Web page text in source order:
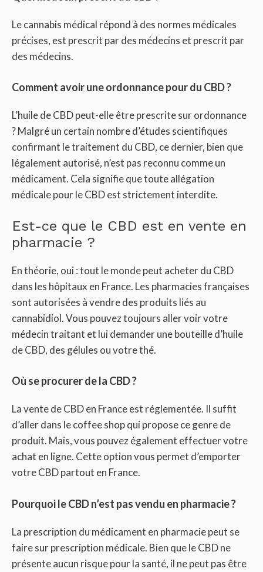
Le cannabis médical répond à des normes médicales
précises, est prescrit par des médecins et prescrit par
des médecins.
Comment avoir une ordonnance pour du CBD ?
L’huile de CBD peut-elle être prescrite sur ordonnance
? Malgré un certain nombre d’études scientifiques
confirmant le traitement du CBD, ce dernier, bien que
légalement autorisé, n’est pas reconnu comme un
médicament. Cela signifie que toute allégation
médicale pour le CBD est strictement interdite.
Est-ce que le CBD est en vente en
pharmacie ?
En théorie, oui : tout le monde peut acheter du CBD
dans les hôpitaux en France. Les pharmacies françaises
sont autorisées à vendre des produits liés au
cannabidiol. Vous pouvez toujours aller voir votre
médecin traitant et lui demander une bouteille d’huile
de CBD, des gélules ou votre thé.
Où se procurer de la CBD ?
La vente de CBD en France est réglementée. Il suffit
d’aller dans le coffee shop qui propose ce genre de
produit. Mais, vous pouvez également effectuer votre
achat en ligne. Cette option vous permet d’emporter
votre CBD partout en France.
Pourquoi le CBD n’est pas vendu en pharmacie ?
La prescription du médicament en pharmacie peut se
faire sur prescription médicale. Bien que le CBD ne
présente aucun risque pour la santé, il ne peut pas être